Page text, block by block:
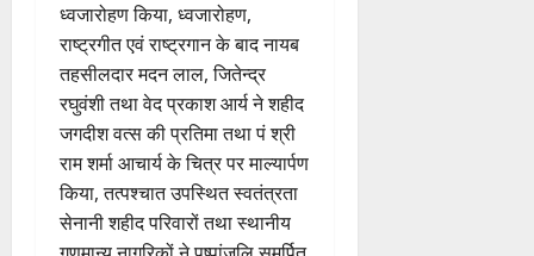
ध्वजारोहण किया, ध्वजारोहण,
राष्ट्रगीत एवं राष्ट्रगान के बाद नायब
तहसीलदार मदन लाल, जितेन्द्र
रघुवंशी तथा वेद प्रकाश आर्य ने शहीद
जगदीश वत्स की प्रतिमा तथा पं श्री
राम शर्मा आचार्य के चित्र पर माल्यार्पण
किया, तत्पश्चात उपस्थित स्वतंत्रता
सेनानी शहीद परिवारों तथा स्थानीय